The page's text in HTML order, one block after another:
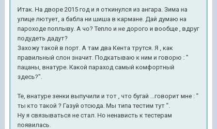
Итак. На дворе 2015 год и я откинулся из ангара. Зима на
улице лютует, а бабла ни шиша в кармане. Дай думаю на
пароходе поплыву. А чо? Тепло и не дорого и вообще , вдруг
подудеть дадут?
Захожу такой в порт. А там два Кента трутся. Я , как
правильный слон значит. Подкатываю к ним и говорю : "
пацаны, внатуре. Какой параход самый комфортный
здесь?".
Те, внатуре зенки выпучили и тот , что бугай ...говорит мне : "
ты кто такой ? Газуй отсюда. Мы типа тестим тут ".
Ну я связываться не стал. Но ненависть к тестерам
появилась.